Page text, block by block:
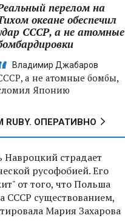
перелом на
океане обеспечил
СССР, а не атомные
Владимир Джабаров
а не атомные бомбы,
Японию
RUBY. ОПЕРАТИВНО
Навроцкий страдает
русофобией. Его
от того, что Польша
СССР существованием,
Мария Захарова